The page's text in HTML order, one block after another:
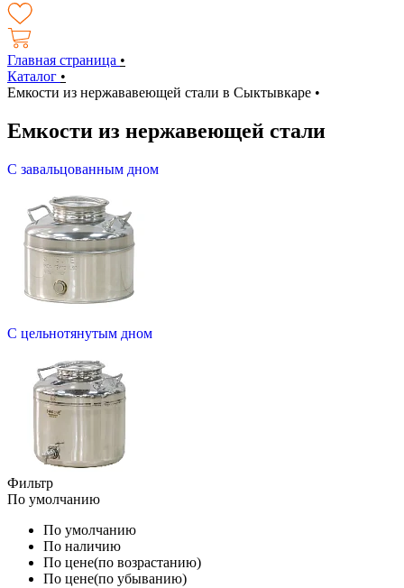
Главная страница •
Каталог •
Емкости из нержававеющей стали в Сыктывкаре •
Емкости из нержавеющей стали
С завальцованным дном
С цельнотянутым дном
Фильтр
По умолчанию
По умолчанию
По наличию
По цене(по возрастанию)
По цене(по убыванию)